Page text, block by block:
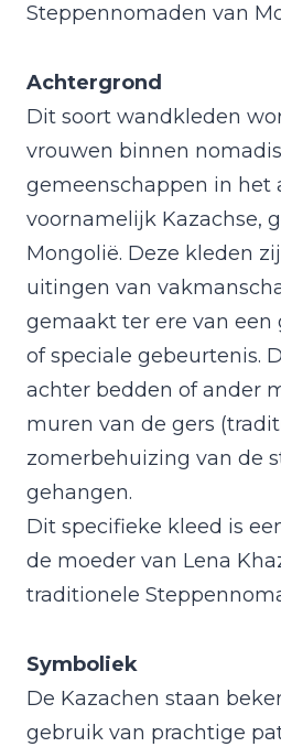
Steppennomaden van
Achtergrond
Dit soort wandkleden
vrouwen binnen
gemeenschappen in het
voornamelijk Kazachse,
Mongolië. Deze kleden
uitingen van
gemaakt ter ere van
of speciale gebeurtenis.
achter bedden of ander
muren van de gers
zomerbehuizing van de
gehangen.
Dit specifieke kleed is
de moeder van Lena
traditionele
Symboliek
De Kazachen staan
gebruik van prachtige